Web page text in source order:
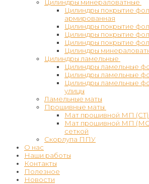
Цилиндры минераловатные
Цилиндры покрытие
армированная
Цилиндры покрытие
Цилиндры покрытие
Цилиндры покрытие
Цилиндры
Цилиндры ламельные
Цилиндры ламельные
Цилиндры ламельные
Цилиндры ламельные
улицы
Ламельные маты
Прошивные маты
Мат прошивной МП (СТ)
Мат прошивной МП
сеткой
Скорлупа ППУ
О нас
Наши работы
Контакты
Полезное
Новости